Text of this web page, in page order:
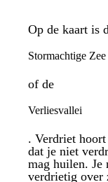
Op de kaart is
Stormachtige Zee
of de
Verliesvallei
. Verdriet
dat je niet
mag huilen. Je
verdrietig over